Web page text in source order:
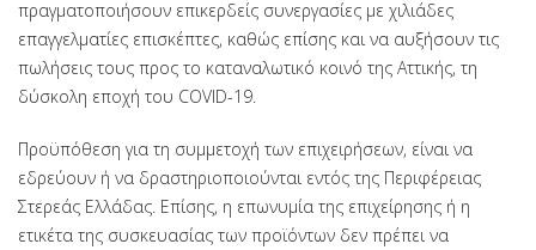
πραγματοποιήσουν επικερδείς συνεργασίες με χιλιάδες
επαγγελματίες επισκέπτες, καθώς επίσης και να αυξήσουν τις
πωλήσεις τους προς το καταναλωτικό κοινό της Αττικής, τη
δύσκολη εποχή του COVID-19.
Προϋπόθεση για τη συμμετοχή των επιχειρήσεων, είναι να
εδρεύουν ή να δραστηριοποιούνται εντός της Περιφέρειας
Στερεάς Ελλάδας. Επίσης, η επωνυμία της επιχείρησης ή η
ετικέτα της συσκευασίας των προϊόντων δεν πρέπει να